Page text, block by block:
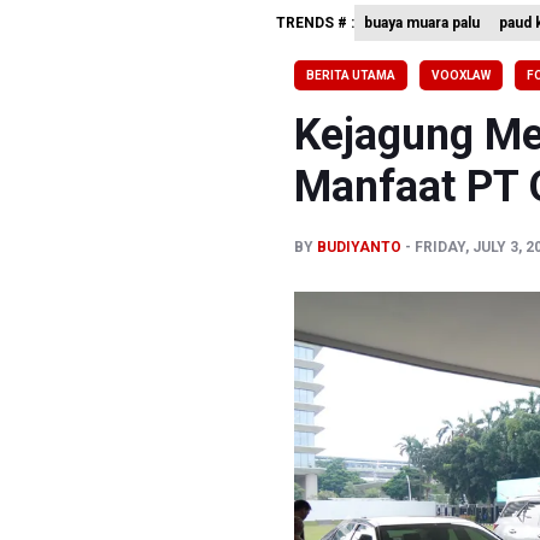
TRENDS # : buaya muara palu paud
BERITA UTAMA VOOXLAW
Kejagung
Manfaat PT
BY BUDIYANTO FRIDAY, JULY 3,